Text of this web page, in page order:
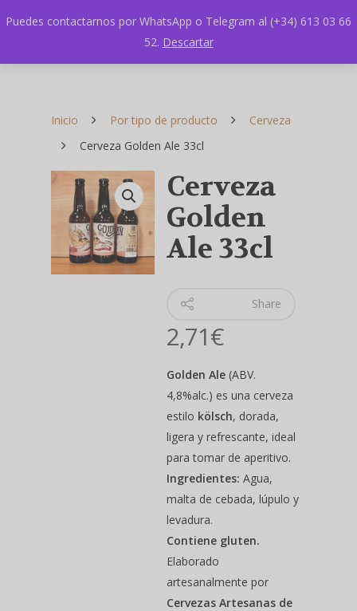
Inicio Por tipo de producto
Cerveza
Cerveza Golden Ale 33cl
Cerveza
Golden
Ale 33cl
Share
2,71€
Golden Ale(ABV.
4,8%alc.) es una cerveza
estilo kölsch, dorada,
ligera y refrescante, ideal
para tomar de aperitivo.
Ingredientes: Agua,
malta de cebada, lúpulo y
levadura.
Contiene gluten.
Elaborado
artesanalmente por
Cervezas Artesanas de
Puedes contactarnos por WhatsApp o Telegram al (+34) 613 03 66
52. Descartar